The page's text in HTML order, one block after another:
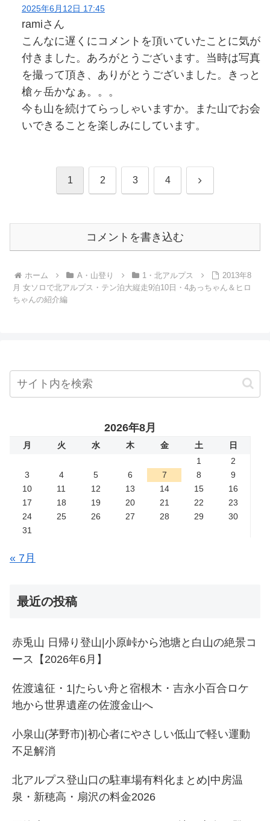
2025年6月12日 17:45
ramiさん
こんなに遅くにコメントを頂いていたことに気が
付きました。あろがとうございます。当時は写真
を撮って頂き、ありがとうございました。きっと
槍ヶ岳かなぁ。。。
今も山を続けてらっしゃいますか。また山でお会
いできることを楽しみにしています。
1 2 3 4 次
コメントを書き込む
ホーム A・山登り 1・北アルプス
2013年8
月 女ソロで北アルプス・テン泊大縦走9泊10日・4あっちゃん＆ヒロ
ちゃんの紹介編
2026年8月
月 火 水 木 金 土
日
1
2
3
4 5 6 7 8
9
10
11 12 13 14 15
16
17
18 19 20 21 22
23
24
25 26 27 28 29
30
31
« 7月
最近の投稿
赤兎山 日帰り登山|小原峠から池塘と白山の絶景コ
ース【2026年6月】
佐渡遠征・1|たらい舟と宿根木・吉永小百合ロケ
地から世界遺産の佐渡金山へ
小泉山(茅野市)|初心者にやさしい低山で軽い運動
不足解消
北アルプス登山口の駐車場有料化まとめ|中房温
泉・新穂高・扇沢の料金2026